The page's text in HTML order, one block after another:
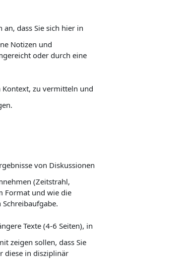
dass Sie sich hier in
Notizen und
oder durch eine
Kontext, zu vermitteln und
von Diskussionen
(Zeitstrahl,
Format und wie die
Texte (4-6 Seiten), in
zeigen sollen, dass Sie
diese in disziplinär